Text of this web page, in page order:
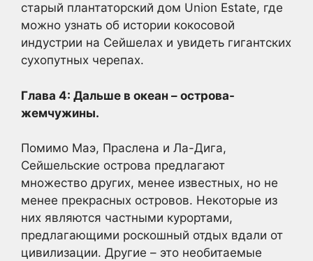
старый плантаторский дом Union Estate, где
можно узнать об истории кокосовой
индустрии на Сейшелах и увидеть гигантских
сухопутных черепах.
Глава 4: Дальше в океан – острова-
жемчужины.
Помимо Маэ, Праслена и Ла-Дига,
Сейшельские острова предлагают
множество других, менее известных, но не
менее прекрасных островов. Некоторые из
них являются частными курортами,
предлагающими роскошный отдых вдали от
цивилизации. Другие – это необитаемые